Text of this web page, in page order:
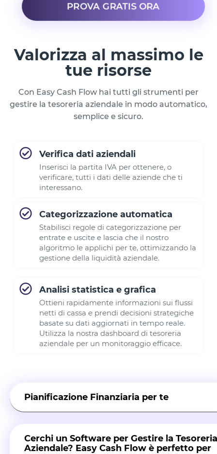
PROVA GRATIS ORA
Valorizza al massimo le
tue risorse
Con Easy Cash Flow hai tutti gli strumenti per
gestire la tesoreria aziendale in modo automatico,
semplice e sicuro.
Verifica dati aziendali
Inserisci la partita IVA per ottenere, o
verificare, tutti i dati delle aziende che ti
interessano.
Categorizzazione automatica
Stabilisci regole di categorizzazione per
entrate e uscite e lascia che il nostro
algoritmo le applichi per te, ottimizzando la
gestione della liquidità aziendale.
Analisi statistica e grafica
Ottieni rapidamente informazioni sui flussi
netti di cassa e prendi decisioni strategiche
basate su dati aggiornati in tempo reale.
Utilizza la nostra dashboard di tesoreria
aziendale per un monitoraggio efficace.
Pianificazione Finanziaria per te
Cerchi un Software per Gestire la Tesoreria
Aziendale? Easy Cash Flow è perfetto per